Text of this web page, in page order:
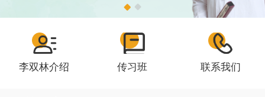
李双林介绍 传习班 联系我们